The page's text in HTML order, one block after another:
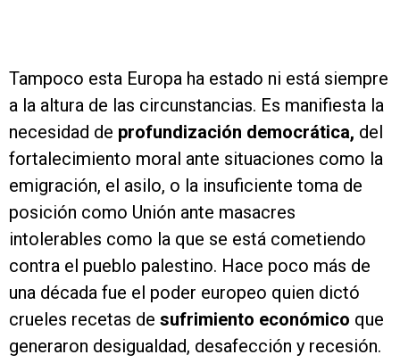
Tampoco esta Europa ha estado ni está siempre
a la altura de las circunstancias. Es manifiesta la
necesidad de profundización democrática, del
fortalecimiento moral ante situaciones como la
emigración, el asilo, o la insuficiente toma de
posición como Unión ante masacres
intolerables como la que se está cometiendo
contra el pueblo palestino. Hace poco más de
una década fue el poder europeo quien dictó
crueles recetas de sufrimiento económico que
generaron desigualdad, desafección y recesión.